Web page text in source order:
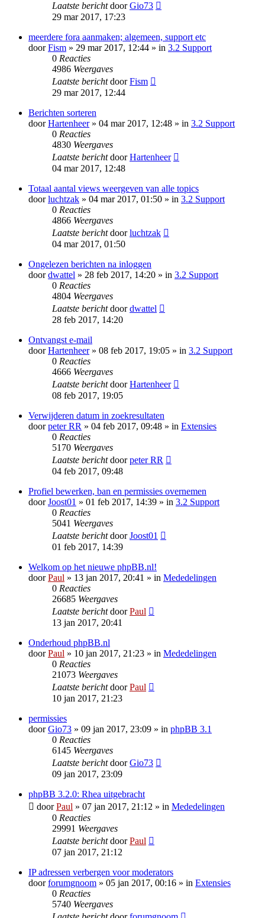
Laatste berichtdoorGio73
29 mar 2017, 17:23
meerdere fora aanmaken; algemeen, support etc
doorFism » 29 mar 2017, 12:44 » in 3.2 Support
0 Reacties
4986 Weergaves
Laatste berichtdoorFism
29 mar 2017, 12:44
Berichten sorteren
doorHartenheer» 04 mar 2017, 12:48 » in 3.2 Support
0 Reacties
4830 Weergaves
Laatste berichtdoorHartenheer
04 mar 2017, 12:48
Totaal aantal views weergeven van alle topics
doorluchtzak » 04 mar 2017, 01:50 » in 3.2 Support
0 Reacties
4866 Weergaves
Laatste berichtdoorluchtzak
04 mar 2017, 01:50
Ongelezen berichten na inloggen
doordwattel » 28 feb 2017, 14:20 » in 3.2 Support
0 Reacties
4804 Weergaves
Laatste berichtdoordwattel
28 feb 2017, 14:20
Ontvangst e-mail
doorHartenheer» 08 feb 2017, 19:05 » in 3.2 Support
0 Reacties
4666 Weergaves
Laatste berichtdoorHartenheer
08 feb 2017, 19:05
Verwijderen datum in zoekresultaten
doorpeter RR » 04 feb 2017, 09:48 » in Extensies
0 Reacties
5170 Weergaves
Laatste berichtdoorpeter RR
04 feb 2017, 09:48
Profiel bewerken, ban en permissies overnemen
doorJoost01 » 01 feb 2017, 14:39 » in 3.2 Support
0 Reacties
5041 Weergaves
Laatste berichtdoorJoost01
01 feb 2017, 14:39
Welkom op het nieuwe phpBB.nl!
doorPaul » 13 jan 2017, 20:41 » in Mededelingen
0 Reacties
26685 Weergaves
Laatste berichtdoorPaul
13 jan 2017, 20:41
Onderhoud phpBB.nl
doorPaul » 10 jan 2017, 21:23 » in Mededelingen
0 Reacties
21073 Weergaves
Laatste berichtdoorPaul
10 jan 2017, 21:23
permissies
doorGio73 » 09 jan 2017, 23:09 » in phpBB 3.1
0 Reacties
6145 Weergaves
Laatste berichtdoorGio73
09 jan 2017, 23:09
phpBB 3.2.0: Rhea uitgebracht
doorPaul » 07 jan 2017, 21:12 » in Mededelingen
0 Reacties
29991 Weergaves
Laatste berichtdoorPaul
07 jan 2017, 21:12
IP adressen verbergen voor moderators
doorforumgnoom » 05 jan 2017, 00:16 » in Extensies
0 Reacties
5740 Weergaves